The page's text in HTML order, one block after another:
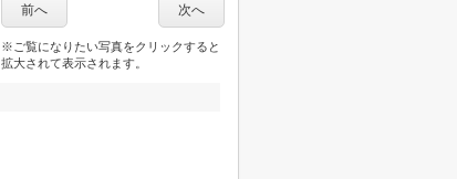
前へ 次へ
※ご覧になりたい写真をクリックすると
拡大されて表示されます。